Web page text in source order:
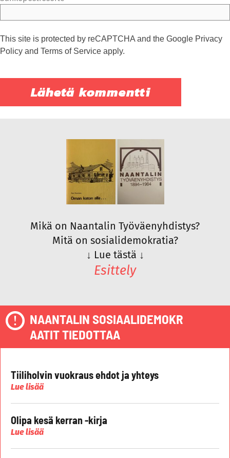
This site is protected by reCAPTCHA and the Google Privacy
Policy and Terms of Service apply.
Mikä on Naantalin Työväenyhdistys?
Mitä on sosialidemokratia?
↓ Lue tästä ↓
Esittely
NAANTALIN SOSIAALIDEMOKR
AATIT TIEDOTTAA
Tiiliholvin vuokraus ehdot ja yhteys
Lue lisää
Olipa kesä kerran -kirja
Lue lisää